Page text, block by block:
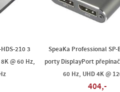
210 3
@ 60 Hz,
SpeaKa Professional SP-
porty DisplayPort přepínač
60 Hz, UHD 4K @
404,-